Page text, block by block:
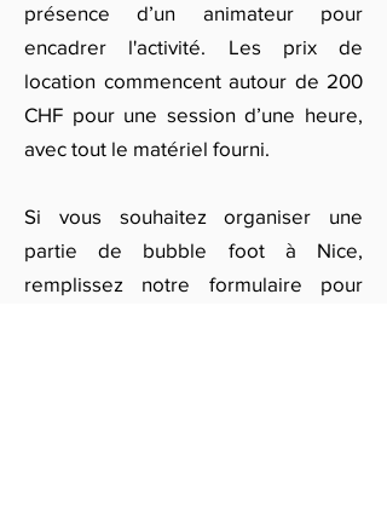
présence d’un animateur pour
encadrer l'activité. Les prix de
location commencent autour de 200
CHF pour une session d’une heure,
avec tout le matériel fourni.
Si vous souhaitez organiser une
partie de bubble foot à Nice,
remplissez notre formulaire pour